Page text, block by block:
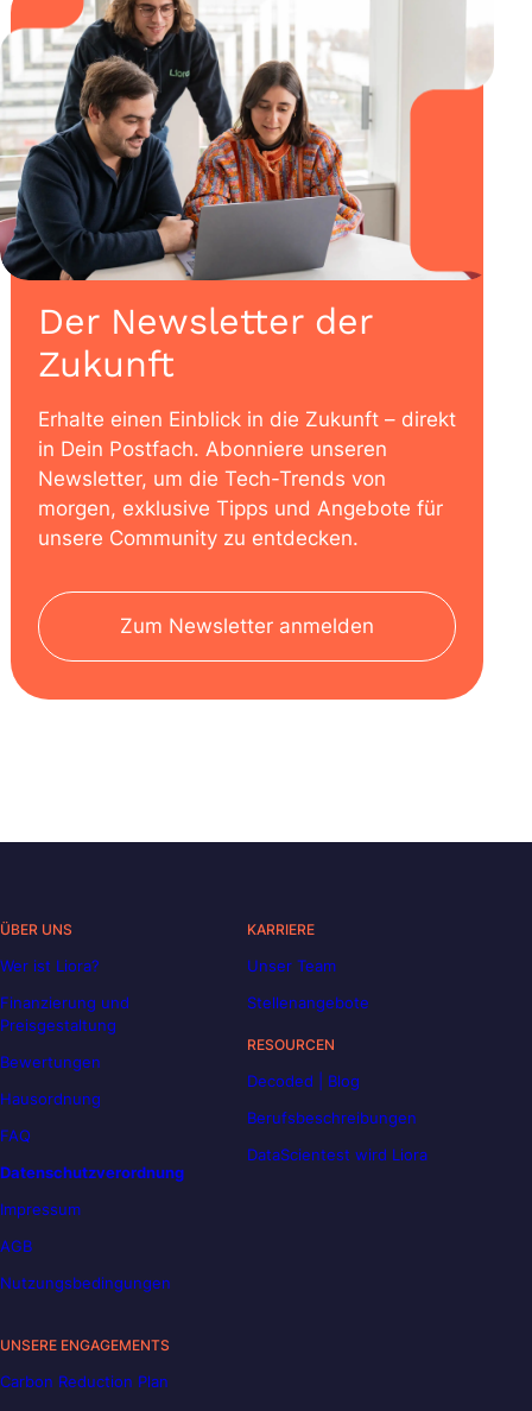
Der Newsletter der
Zukunft
Erhalte einen Einblick in die Zukunft – direkt
in Dein Postfach. Abonniere unseren
Newsletter, um die Tech-Trends von
morgen, exklusive Tipps und Angebote für
unsere Community zu entdecken.
Zum Newsletter anmelden
ÜBER UNS
Wer ist Liora?
Finanzierung und
Preisgestaltung
Bewertungen
Hausordnung
FAQ
Datenschutzverordnung
Impressum
AGB
Nutzungsbedingungen
KARRIERE
Unser Team
Stellenangebote
RESOURCEN
Decoded | Blog
Berufsbeschreibungen
DataScientest wird Liora
UNSERE ENGAGEMENTS
Carbon Reduction Plan